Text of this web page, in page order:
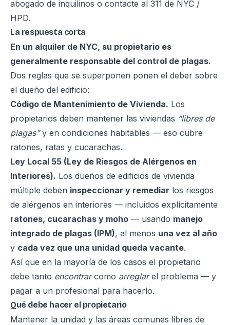
abogado de inquilinos o contacte al 311 de NYC /
HPD.
La respuesta corta
En un alquiler de NYC, su propietario es
generalmente responsable del control de plagas.
Dos reglas que se superponen ponen el deber sobre
el dueño del edificio:
Código de Mantenimiento de Vivienda. Los
propietarios deben mantener las viviendas “libres de
plagas”y en condiciones habitables — eso cubre
ratones, ratas y cucarachas.
Ley Local 55 (Ley de Riesgos de Alérgenos en
Interiores). Los dueños de edificios de vivienda
múltiple deben inspeccionar y remediar los riesgos
de alérgenos en interiores — incluidos explícitamente
ratones, cucarachas y moho — usando manejo
integrado de plagas (IPM), al menos una vez al año
y cada vez que una unidad queda vacante.
Así que en la mayoría de los casos el propietario
debe tanto encontrarcomo arreglarel problema — y
pagar a un profesional para hacerlo.
Qué debe hacer el propietario
Mantener la unidad y las áreas comunes libres de